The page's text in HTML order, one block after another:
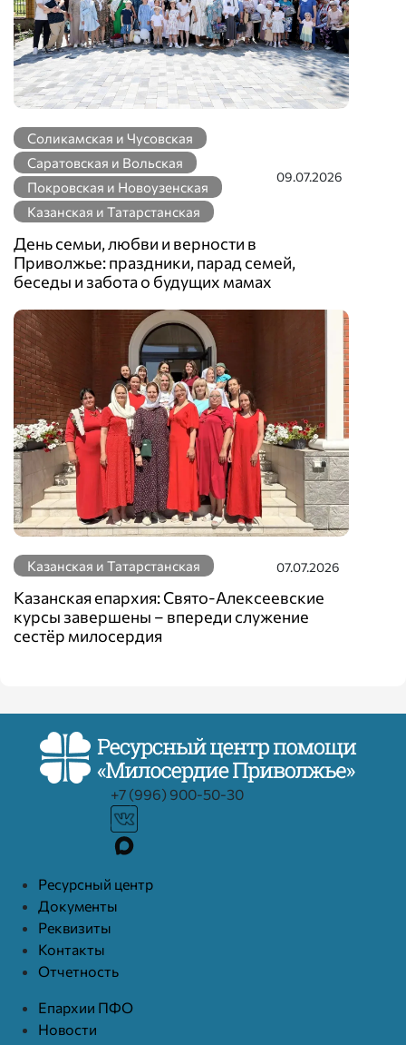
Соликамская и Чусовская
Саратовская и Вольская
Покровская и Новоузенская
Казанская и Татарстанская
09.07.2026
День семьи, любви и верности в
Приволжье: праздники, парад семей,
беседы и забота о будущих мамах
Казанская и Татарстанская 07.07.2026
Казанская епархия: Свято-Алексеевские
курсы завершены – впереди служение
сестёр милосердия
+7 (996) 900-50-30
Ресурcный центр
Документы
Реквизиты
Контакты
Отчетность
Епархии ПФО
Новости